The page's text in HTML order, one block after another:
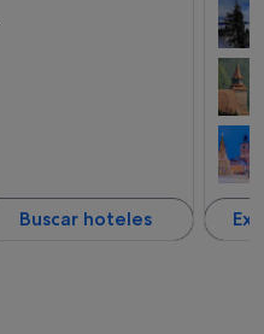
Buscar hoteles